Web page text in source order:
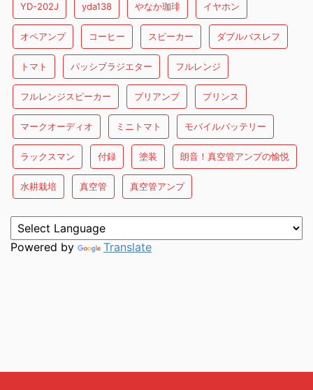
YD-202J yda138 やなか珈琲 イヤホン
オペアンプ コーヒー スピーカー ダブルバスレフ
トマト パッシブラジエター フルレンジ
フルレンジスピーカー プリアンプ プリンス
マークオーディオ ミニトマト モバイルバッテリー
ラックスマン 付録 塗装 朗音！真空管アンプの愉悦
水耕栽培 真空管 真空管アンプ
Powered by Translate